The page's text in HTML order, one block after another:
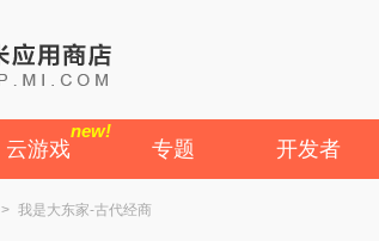
云游戏
new!
专题 开发者
> 我是大东家-古代经商